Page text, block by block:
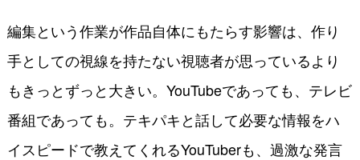
編集という作業が作品自体にもたらす影響は、作り
手としての視線を持たない視聴者が思っているより
もきっとずっと大きい。YouTubeであっても、テレビ
番組であっても。テキパキと話して必要な情報をハ
イスピードで教えてくれるYouTuberも、過激な発言